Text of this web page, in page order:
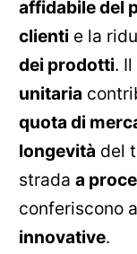
affidabile del
clienti e la
dei prodotti.
unitaria
quota di
longevità del
stradaa
conferiscono
innovative.